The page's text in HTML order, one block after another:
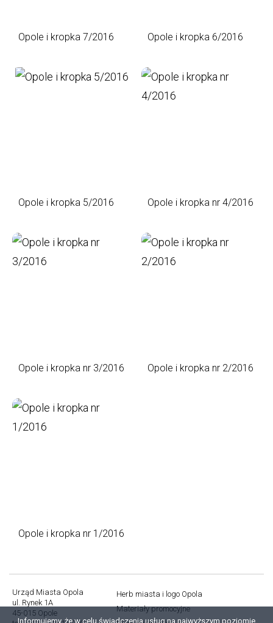
Informujemy, że w celu świadczenia usług na najwyższym poziomie
Opole i kropka 7/2016 Opole i kropka 6/2016
Opole i kropka 5/2016 Opole i kropka nr 4/2016
Opole i kropka nr 3/2016 Opole i kropka nr 2/2016
Opole i kropka nr 1/2016
Urząd Miasta Opola
ul. Rynek 1A
45-015 Opole
Stopka
Herb miasta i logo Opola
Materiały promocyjne